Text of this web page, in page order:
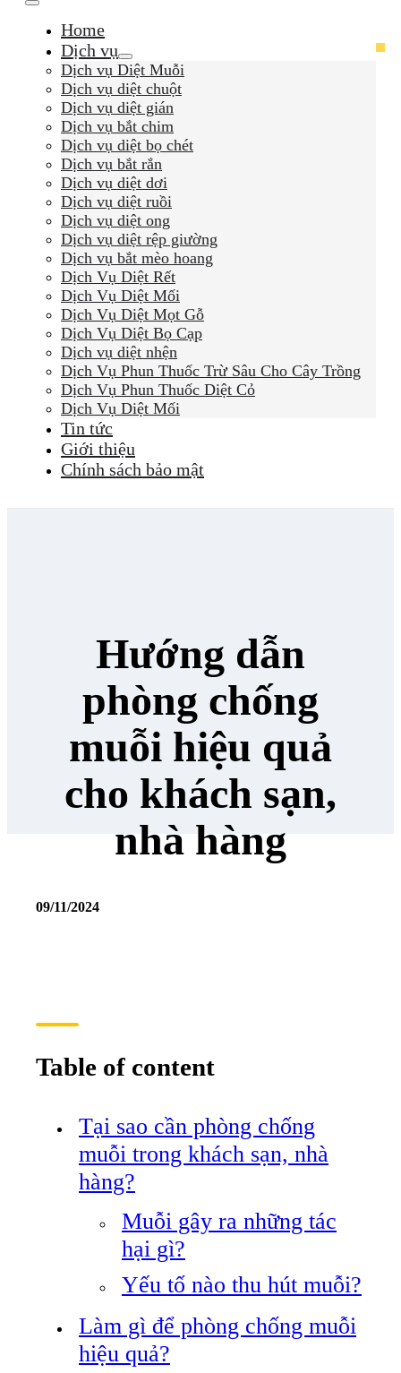
Home
Dịch vụ
Dịch vụ Diệt Muỗi
Dịch vụ diệt chuột
Dịch vụ diệt gián
Dịch vụ bắt chim
Dịch vụ diệt bọ chét
Dịch vụ bắt rắn
Dịch vụ diệt dơi
Dịch vụ diệt ruồi
Dịch vụ diệt ong
Dịch vụ diệt rệp giường
Dịch vụ bắt mèo hoang
Dịch Vụ Diệt Rết
Dịch Vụ Diệt Mối
Dịch Vụ Diệt Mọt Gỗ
Dịch Vụ Diệt Bọ Cạp
Dịch vụ diệt nhện
Dịch Vụ Phun Thuốc Trừ Sâu Cho Cây Trồng
Dịch Vụ Phun Thuốc Diệt Cỏ
Dịch Vụ Diệt Mối
Tin tức
Giới thiệu
Chính sách bảo mật
Hướng dẫn
phòng chống
muỗi hiệu quả
cho khách sạn,
nhà hàng
09/11/2024
Table of content
Tại sao cần phòng chống
muỗi trong khách sạn, nhà
hàng?
Muỗi gây ra những tác
hại gì?
Yếu tố nào thu hút muỗi?
Làm gì để phòng chống muỗi
hiệu quả?